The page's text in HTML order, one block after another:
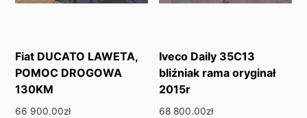
Fiat DUCATO LAWETA,
POMOC DROGOWA
130KM
66 900.00zł
Iveco Daily 35C13
bliźniak rama oryginał
2015r
68 800.00zł